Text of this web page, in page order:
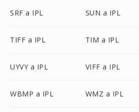
SRF a IPL SUN a IPL
TIFF a IPL TIM a IPL
UYVY a IPL VIFF a IPL
WBMP a IPL WMZ a IPL